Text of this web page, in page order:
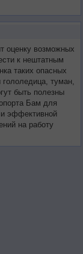
оценку возможных
к нештатным
таких опасных
туман,
быть полезны
Бам для
эффективной
на работу